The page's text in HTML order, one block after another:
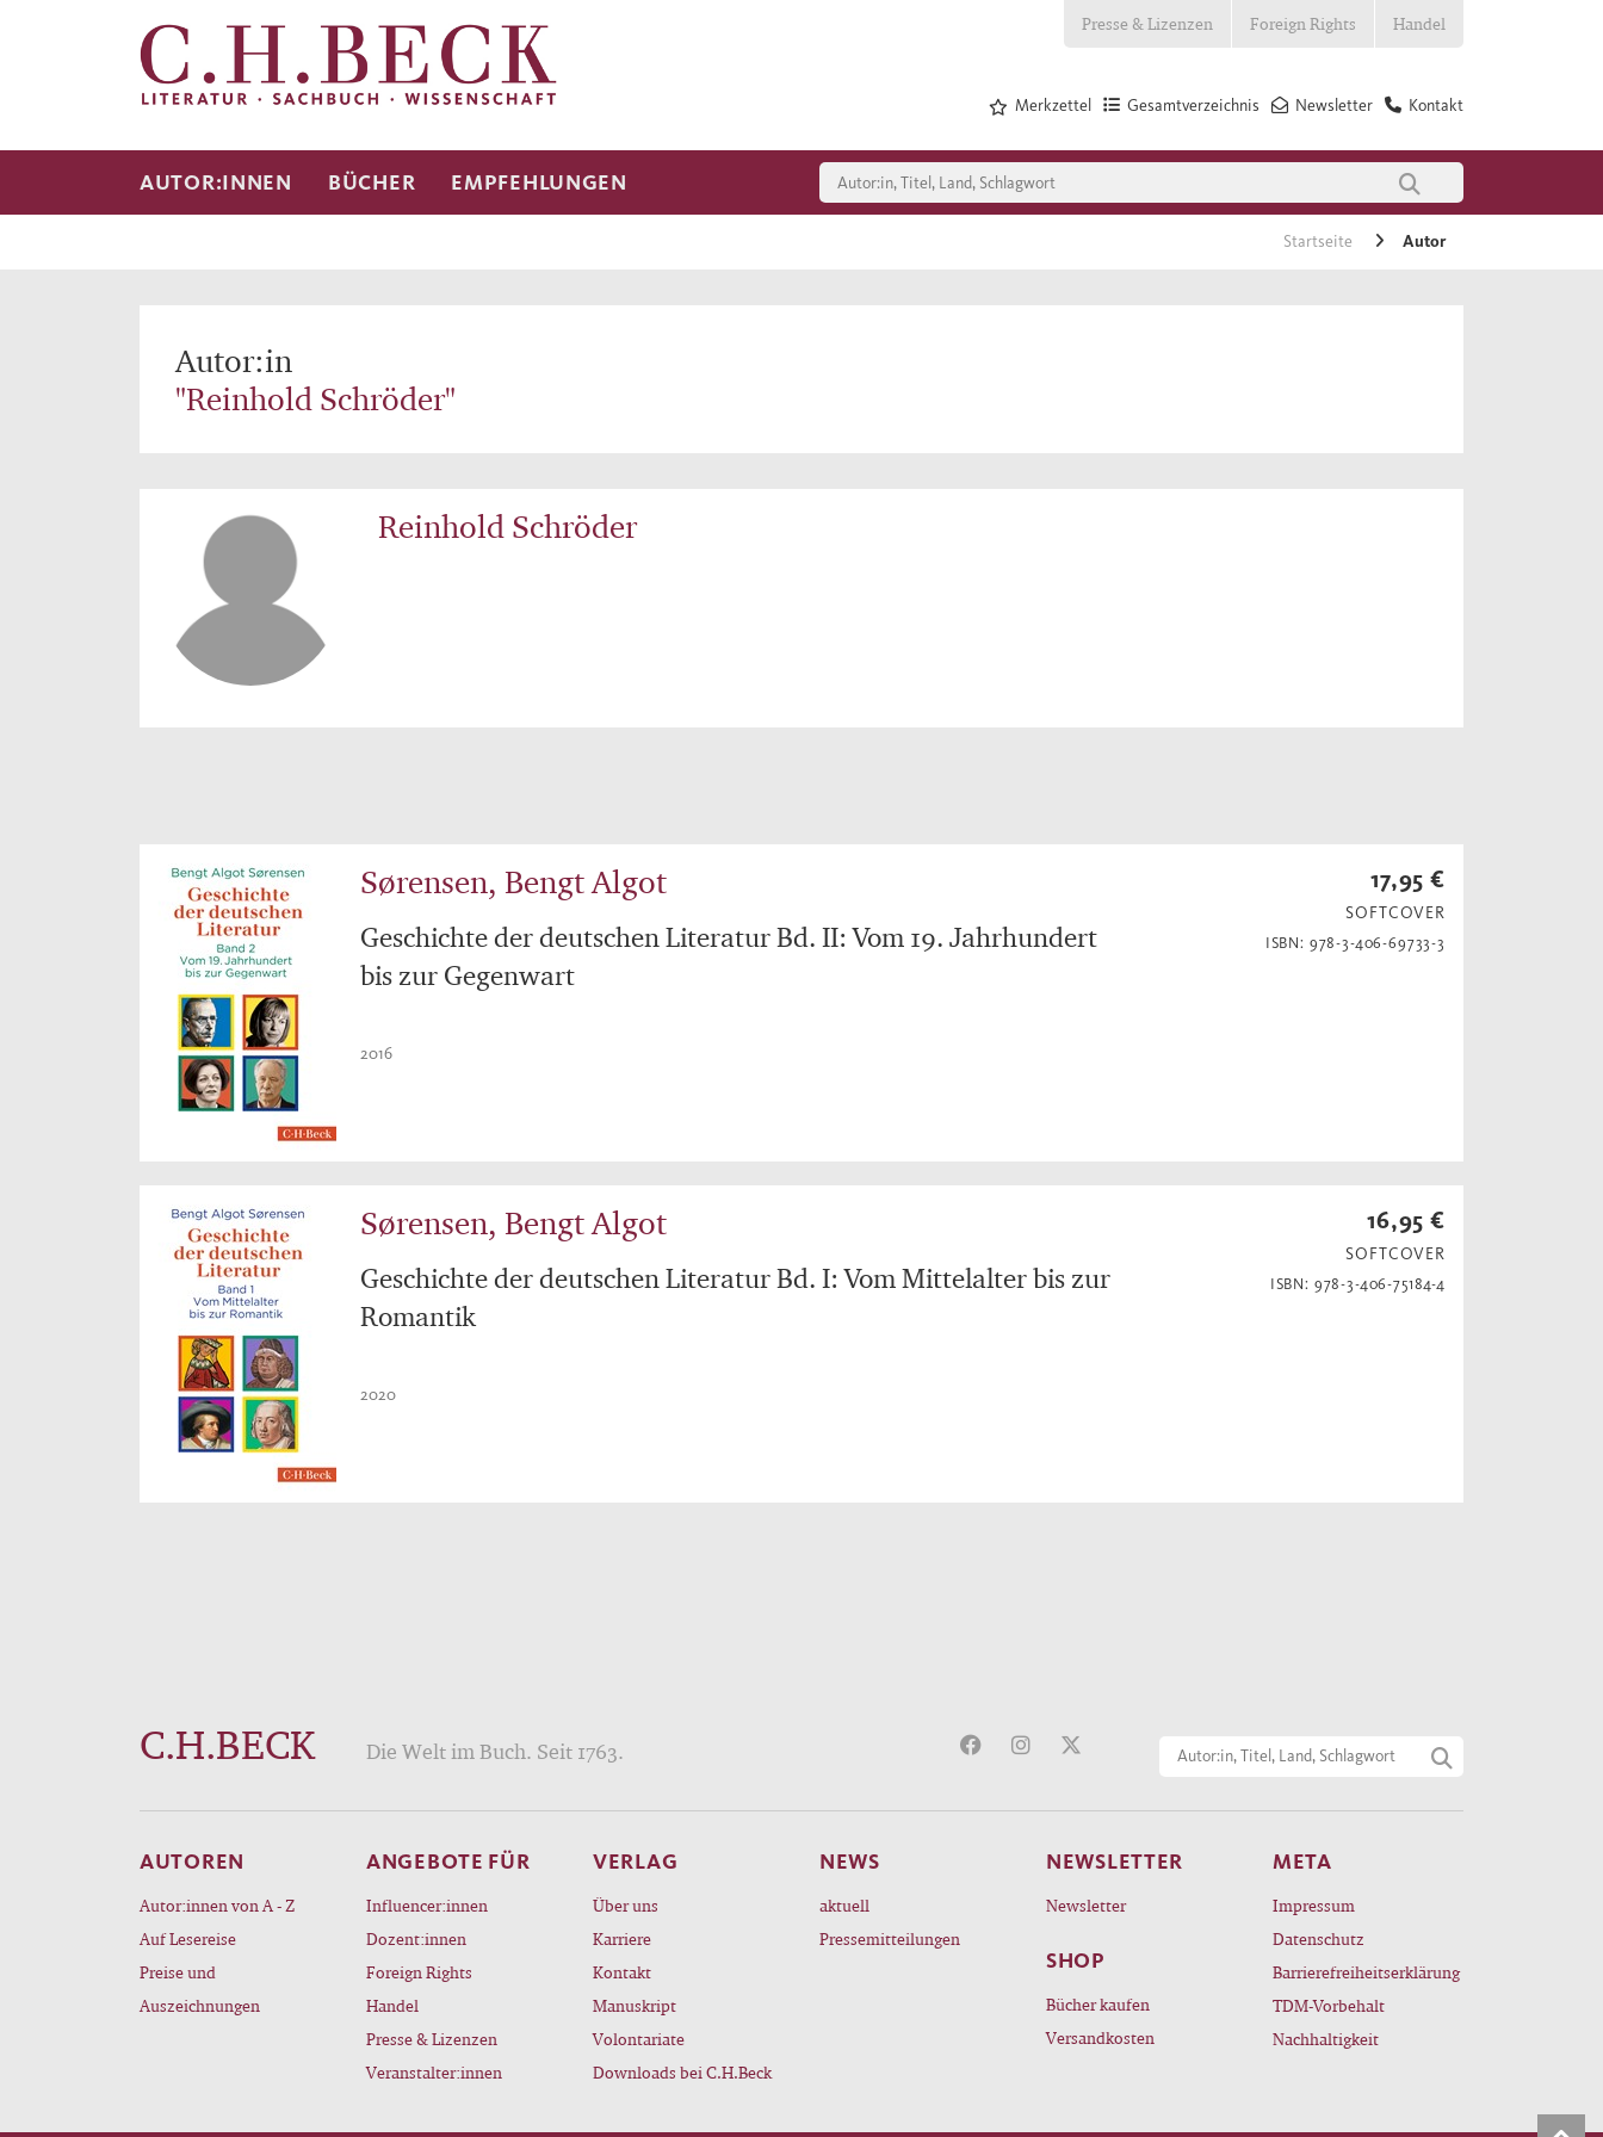
Presse & Lizenzen Foreign Rights Handel
Kontakt
Newsletter
Gesamtverzeichnis
Merkzettel
AUTOR:INNEN BÜCHER EMPFEHLUNGEN
Startseite Autor
Autor:in
"Reinhold Schröder"
Reinhold Schröder
Sørensen, Bengt Algot
Geschichte der deutschen Literatur Bd. II: Vom 19. Jahrhundert
bis zur Gegenwart
2016
17,95 €
SOFTCOVER
ISBN: 978-3-406-69733-3
Sørensen, Bengt Algot
Geschichte der deutschen Literatur Bd. I: Vom Mittelalter bis zur
Romantik
2020
16,95 €
SOFTCOVER
ISBN: 978-3-406-75184-4
C.H.BECK Die Welt im Buch. Seit 1763.
AUTOREN
Autor:innen von A - Z
Auf Lesereise
Preise und
Auszeichnungen
ANGEBOTE FÜR
Influencer:innen
Dozent:innen
Foreign Rights
Handel
Presse & Lizenzen
Veranstalter:innen
VERLAG
Über uns
Karriere
Kontakt
Manuskript
Volontariate
Downloads bei C.H.Beck
NEWS
aktuell
Pressemitteilungen
NEWSLETTER
Newsletter
SHOP
Bücher kaufen
Versandkosten
META
Impressum
Datenschutz
Barrierefreiheitserklärung
TDM-Vorbehalt
Nachhaltigkeit